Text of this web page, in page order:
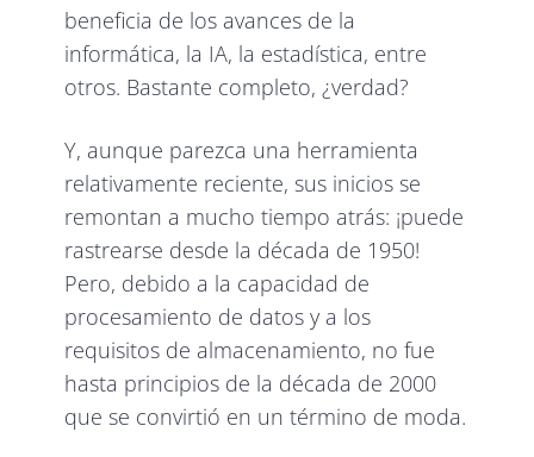
beneficia de los avances de la
informática, la IA, la estadística, entre
otros. Bastante completo, ¿verdad?
Y, aunque parezca una herramienta
relativamente reciente, sus inicios se
remontan a mucho tiempo atrás: ¡puede
rastrearse desde la década de 1950!
Pero, debido a la capacidad de
procesamiento de datos y a los
requisitos de almacenamiento, no fue
hasta principios de la década de 2000
que se convirtió en un término de moda.